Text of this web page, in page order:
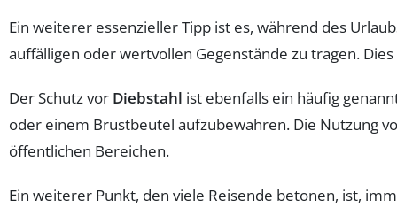
Ein weiterer essenzieller Tipp ist es, während des
auffälligen oder wertvollen Gegenstände zu tragen.
Der Schutz vor Diebstahl ist ebenfalls ein häufig
oder einem Brustbeutel aufzubewahren. Die Nutzung
öffentlichen Bereichen.
Ein weiterer Punkt, den viele Reisende betonen, ist,